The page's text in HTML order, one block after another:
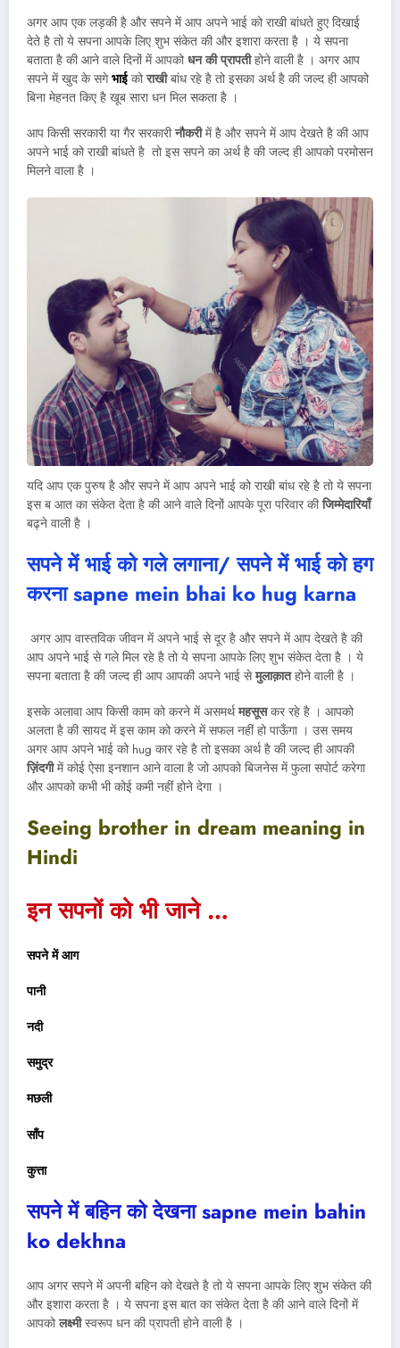
अगर आप एक लड़की है और सपने में आप अपने भाई को राखी बांधते हुए दिखाई
देते है तो ये सपना आपके लिए शुभ संकेत की और इशारा करता है । ये सपना
बताता है की आने वाले दिनों में आपकोधन की प्रापतीहोने वाली है । अगर आप
सपने में खुद के सगेभाईकोराखीबांध रहे है तो इसका अर्थ है की जल्द ही आपको
बिना मेहनत किए है खूब सारा धन मिल सकता है ।
आप किसी सरकारी या गैर सरकारीनौकरीमें है और सपने में आप देखते है की आप
अपने भाई को राखी बांधते है तो इस सपने का अर्थ है की जल्द ही आपको परमोसन
मिलने वाला है ।
यदि आप एक पुरुष है और सपने में आप अपने भाई को राखी बांध रहे है तो ये सपना
इस ब आत का संकेत देता है की आने वाले दिनों आपके पूरा परिवार कीजिम्मेदारियाँ
बढ्ने वाली है ।
सपने में भाई को गले लगाना/ सपने में भाई को हग
करनाsapne mein bhai ko hug karna
अगर आप वास्तविक जीवन में अपने भाई से दूर है और सपने में आप देखते है की
आप अपने भाई से गले मिल रहे है तो ये सपना आपके लिए शुभ संकेत देता है । ये
सपना बताता है की जल्द ही आप आपकी अपने भाई सेमुलाक़ातहोने वाली है ।
इसके अलावा आप किसी काम को करने में असमर्थमहसूसकर रहे है । आपको
अलता है की सायद में इस काम को करने में सफल नहीं हो पाऊँगा । उस समय
अगर आप अपने भाई को hug कार रहे है तो इसका अर्थ है की जल्द ही आपकी
ज़िंदगीमें कोई ऐसा इनशान आने वाला है जो आपको बिजनेस में फुला सपोर्ट करेगा
और आपको कभी भी कोई कमी नहीं होने देगा ।
Seeing brother in dream meaning in
Hindi
इन सपनों को भी जाने …
सपने में आग
पानी
नदी
समुद्र
मछली
साँप
कुत्ता
सपने में बहिन को देखनाsapne mein bahin
ko dekhna
आप अगर सपने में अपनी बहिन को देखते है तो ये सपना आपके लिए शुभ संकेत की
और इशारा करता है । ये सपना इस बात का संकेत देता है की आने वाले दिनों में
आपकोलक्ष्मीस्वरूप धन की प्रापती होने वाली है ।